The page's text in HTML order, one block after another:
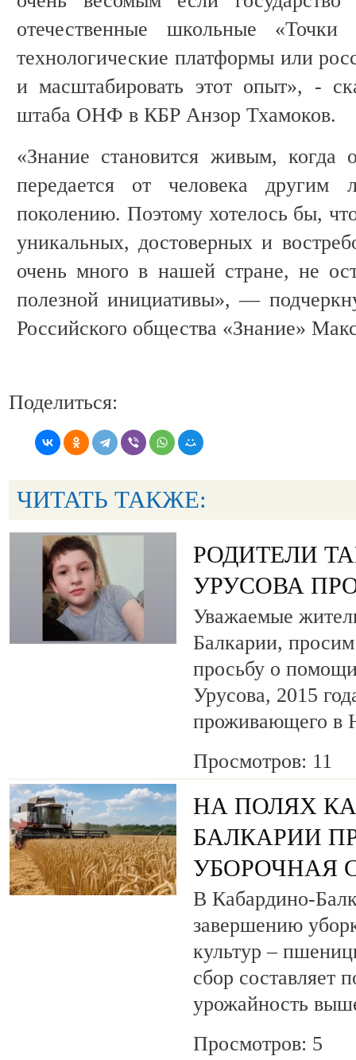
отечественные школьные
технологические платформы или
и масштабировать этот опыт», -
штаба ОНФ в КБР Анзор Тхамоков.
«Знание становится живым, когда
передается от человека
поколению. Поэтому хотелось бы,
уникальных, достоверных и
очень много в нашей стране, не
полезной инициативы», —
Российского общества «Знание»
Поделиться:
ЧИТАТЬ ТАКЖЕ:
РОДИТЕЛИ
УРУСОВА
Уважаемые
Балкарии,
просьбу о
Урусова, 2015
проживающего в
Просмотров: 11
НА ПОЛЯХ
БАЛКАРИИ
УБОРОЧНАЯ
В Кабардино-
завершению
культур –
сбор составляет
урожайность
Просмотров: 5